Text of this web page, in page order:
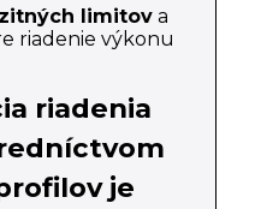
limitova
riadenie výkonu
riadenia
je